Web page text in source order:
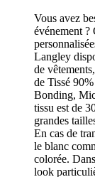
Vous avez
événement ?
Langley
de
de Tissé
Bonding,
tissu est de
grandes
En cas de
le blanc
colorée.
look